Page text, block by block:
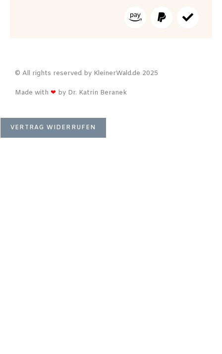
© All rights reserved by KleinerWald.de 2025
Made with ❤ by Dr. Katrin Beranek
VERTRAG WIDERRUFEN